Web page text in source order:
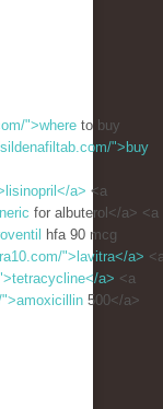
">where to buy
">buy
a> <a
for albuterol</a> <a
hfa 90 mcg
">lavitra</a>
a> <a
500</a>